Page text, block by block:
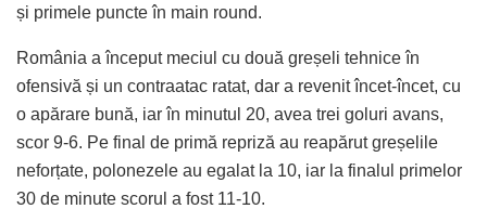
și primele puncte în main round.
România a început meciul cu două greșeli tehnice în
ofensivă și un contraatac ratat, dar a revenit încet-încet, cu
o apărare bună, iar în minutul 20, avea trei goluri avans,
scor 9-6. Pe final de primă repriză au reapărut greșelile
neforțate, polonezele au egalat la 10, iar la finalul primelor
30 de minute scorul a fost 11-10.